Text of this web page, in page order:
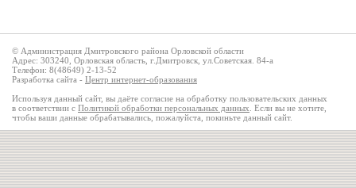
© Администрация Дмитровского района Орловской области
Адрес: 303240, Орловская область, г.Дмитровск, ул.Советская. 84-а
Телефон: 8(48649) 2-13-52
Разработка сайта - Центр интернет-образования
Используя данный сайт, вы даёте согласие на обработку пользовательских данных
в соответствии с Политикой обработки персональных данных . Если вы не хотите,
чтобы ваши данные обрабатывались, пожалуйста, покиньте данный сайт.